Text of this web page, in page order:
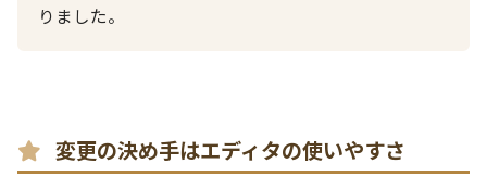
りました。
変更の決め手はエディタの使いやすさ